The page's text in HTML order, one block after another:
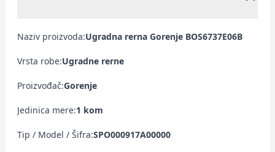
Naziv proizvoda:Ugradna rerna Gorenje BOS6737E06B
Vrsta robe:Ugradne rerne
Proizvođač:Gorenje
Jedinica mere:1 kom
Tip / Model / Šifra:SPO000917A00000